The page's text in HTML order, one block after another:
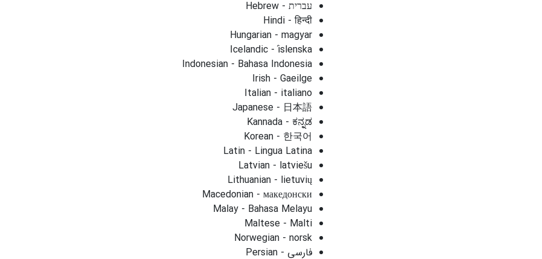
Hindi - हिन्दी
Hungarian - magyar
Icelandic - íslenska
Indonesian - Bahasa Indonesia
Irish - Gaeilge
Italian - italiano
Japanese - 日本語
Kannada - ಕನ್ನಡ
Korean - 한국어
Latin - Lingua Latina
Latvian - latviešu
Lithuanian - lietuvių
Macedonian - македонски
Malay - Bahasa Melayu
Maltese - Malti
Norwegian - norsk